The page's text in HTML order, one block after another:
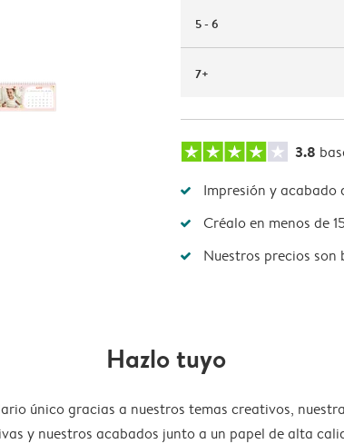
5 - 6
7+
3.8
Impresión y acabado
Créalo en menos de
Nuestros precios son
Hazlo tuyo
único gracias a nuestros temas creativos,
y nuestros acabados junto a un papel de alta